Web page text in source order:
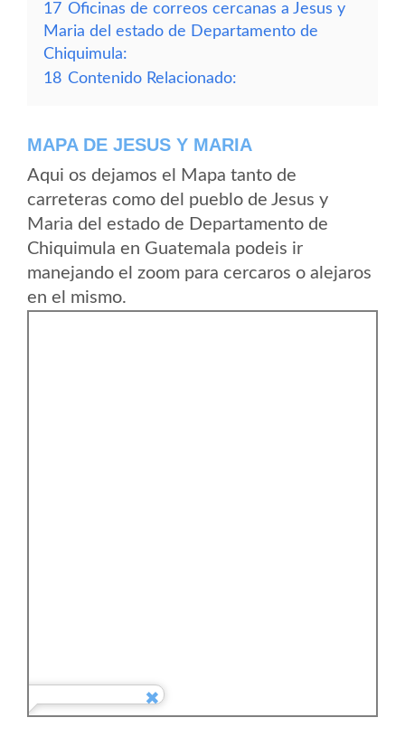
17 Oficinas de correos cercanas a Jesus y
Maria del estado de Departamento de
Chiquimula:
18 Contenido Relacionado:
MAPA DE JESUS Y MARIA
Aqui os dejamos el Mapa tanto de
carreteras como del pueblo de Jesus y
Maria del estado de Departamento de
Chiquimula en Guatemala podeis ir
manejando el zoom para cercaros o alejaros
en el mismo.